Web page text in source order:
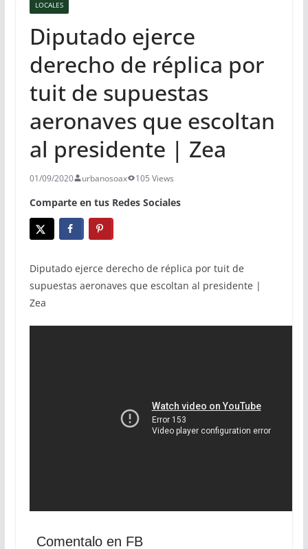
LOCALES
Diputado ejerce
derecho de réplica por
tuit de supuestas
aeronaves que escoltan
al presidente | Zea
01/09/2020 urbanosoax 105 Views
Comparte en tus Redes Sociales
Diputado ejerce derecho de réplica por tuit de
supuestas aeronaves que escoltan al presidente |
Zea
Comentalo en FB